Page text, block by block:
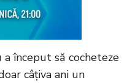
început să cocheteze
câțiva ani un